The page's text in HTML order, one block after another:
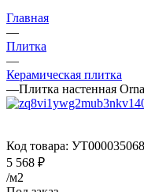
Главная
—
Плитка
—
Керамическая плитка
—Плитка настенная
Код товара: УТ000035068
5 568 ₽
/м2